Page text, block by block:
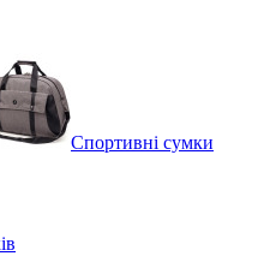
Спортивні сумки